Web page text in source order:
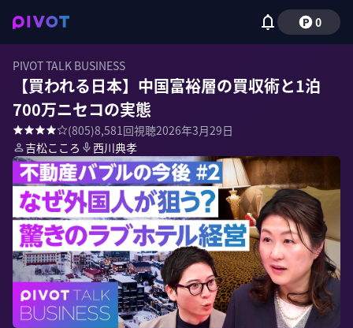
0
PIVOT TALK BUSINESS
【買われる日本】中国富裕層の買収術と1泊
700万ニセコの実態
(805)8,581回視聴2026年3月29日
吉松こころ
西川典孝